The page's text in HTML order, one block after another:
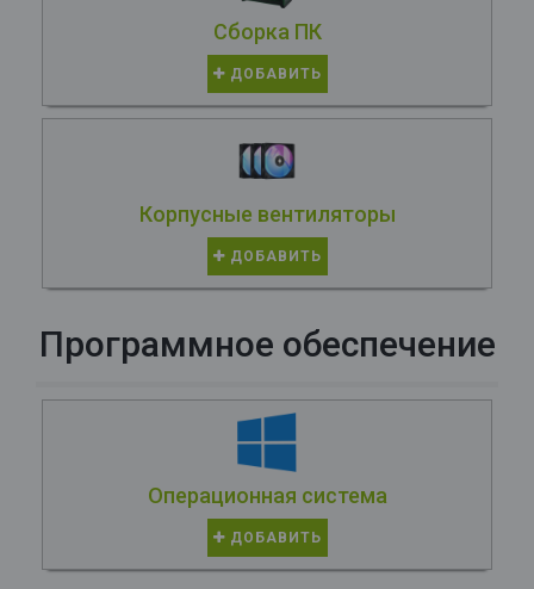
Сборка ПК
ДОБАВИТЬ
Корпусные вентиляторы
ДОБАВИТЬ
Программное обеспечение
Операционная система
ДОБАВИТЬ